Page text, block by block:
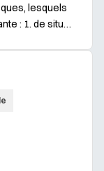
lesquels
: 1. de situer